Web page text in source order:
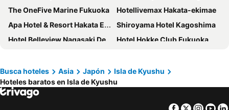
The OneFive Marine Fukuoka
Hotellivemax Hakata-ekimae
Apa Hotel & Resort Hakata Ekihigashi
Shiroyama Hotel Kagoshima
Hotel Belleview Nagasaki Dejima
Hotel Hokke Club Fukuoka
Hotel Hakata Nakasu Inn
Apa Hotel Hakata Ekimae 3chome
Tabist Hotel Tetora Kitakyushu
Suginoi Hotel
Hotel Grateful Takachiho
Busca hoteles Asia Japón
Isla de Kyushu
Hoteles baratos en Isla de Kyushu
Facebook
Twitter